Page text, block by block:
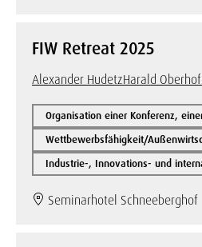
FIW Retreat 2025
Alexander HudetzHarald
Organisation einer Konferenz,
Wettbewerbsfähigkeit/
Industrie-, Innovations- und
Seminarhotel Schneeberghof